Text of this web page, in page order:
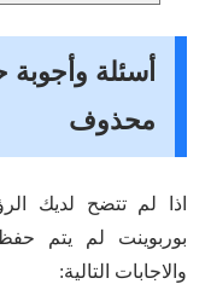
أسئلة
محذوف
اذا لم تتضح لديك
بوربوينت لم يتم
والاجابات التالية: